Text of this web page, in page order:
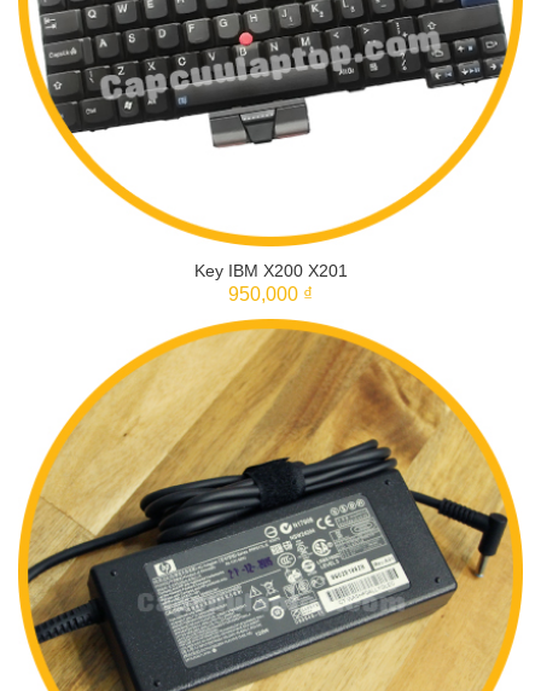
THÊM VÀO GIỎ
Key IBM X200 X201
950,000 ₫